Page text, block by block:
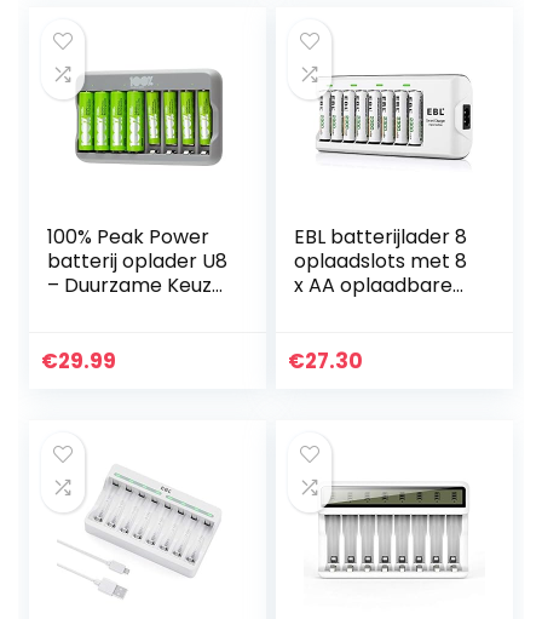
100% Peak Power
batterij oplader U8
– Duurzame Keuze
batterijen NiMH
€29.99
EBL batterijlader 8
oplaadslots met 8
x AA oplaadbare
€27.30